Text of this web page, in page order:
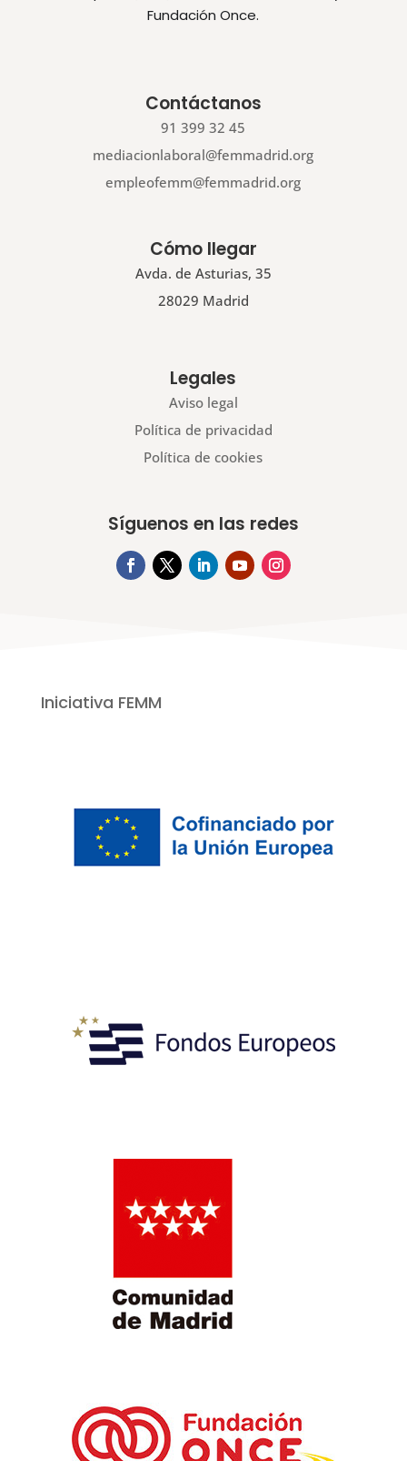
Fundación Once.
Contáctanos
91 399 32 45
mediacionlaboral@femmadrid.org
empleofemm@femmadrid.org
Cómo llegar
Avda. de Asturias, 35
28029 Madrid
Legales
Aviso legal
Política de privacidad
Política de cookies
Síguenos en las redes
Iniciativa FEMM